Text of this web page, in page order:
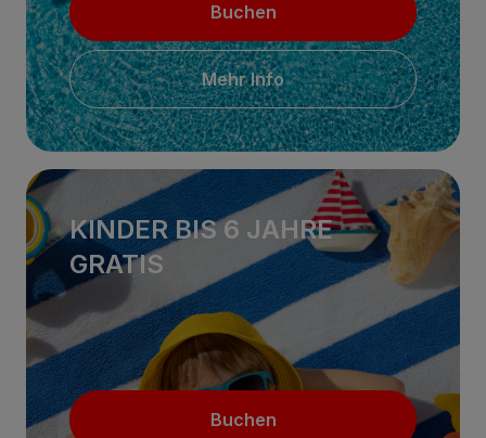
Buchen
Mehr Info
KINDER BIS 6 JAHRE
GRATIS
Buchen